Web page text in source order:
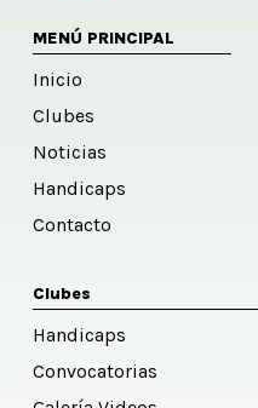
MENÚ PRINCIPAL
Inicio
Clubes
Noticias
Handicaps
Contacto
Clubes
Handicaps
Convocatorias